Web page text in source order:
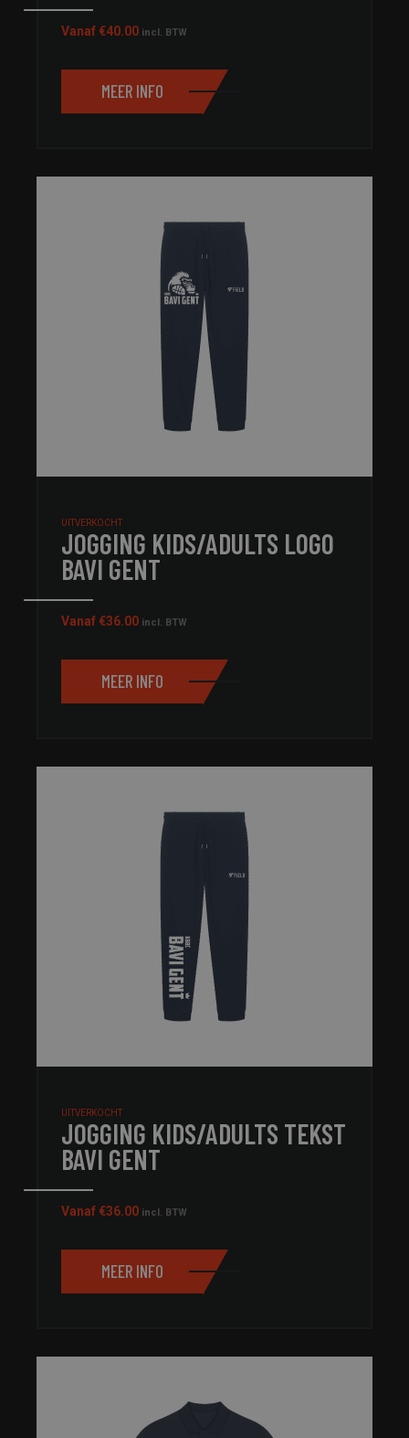
Vanaf €40.00 incl. BTW
MEER INFO
UITVERKOCHT
JOGGING KIDS/ADULTS LOGO
BAVI GENT
Vanaf €36.00 incl. BTW
MEER INFO
UITVERKOCHT
JOGGING KIDS/ADULTS TEKST
BAVI GENT
Vanaf €36.00 incl. BTW
MEER INFO